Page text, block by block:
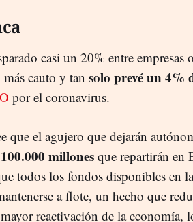
casi un 20% entre empresas o
cauto y tan solo prevé un 4%
por el coronavirus.
que el agujero que dejarán
millonesque repartirán en
todos los fondos disponibles en la
a flote, un hecho que
reactivación de la economía,